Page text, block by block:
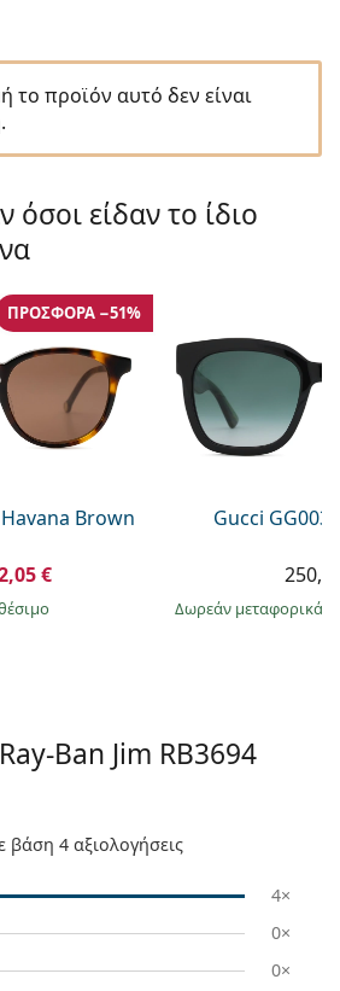
το προϊόν αυτό δεν είναι
όσοι είδαν το ίδιο
Brown
ΠΡΟΣΦΟΡΆ −51%
€
Gucci
Δωρεάν μεταφορικά
Ban Jim RB3694
βάση 4 αξιολογήσεις
4×
0×
0×